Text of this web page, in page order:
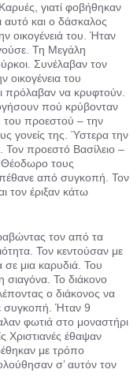
γιατί φοβήθηκαν
και ο δάσκαλος
οικογένειά του. Ήταν
Τη Μεγάλη
Συνέλαβαν τον
του
πρόλα­βαν να κρυφτούν.
πού κρύβονταν
του προεστού – την
γονείς της. Ύστερα την
Τον προεστό Βασίλειο –
Θέοδωρο τους
από συγκοπή. Τον
τον έριξαν κάτω
τον από τα
Τον κεντούσαν με
σε μια καρυδιά. Του
σιαγόνα. Το διάκο­νο
ο διάκονος να
συγκοπή. Ήταν 9
φωτιά στο μοναστήρι
Χριστιανές έθαψαν
με τρόπο
σ’ αυτόν τον